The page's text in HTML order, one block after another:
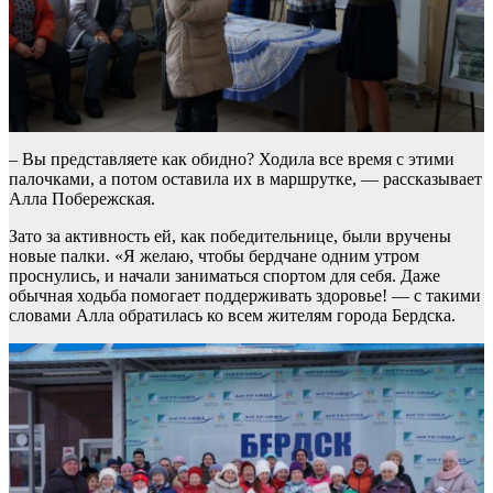
– Вы представляете как обидно? Ходила все время с этими
палочками, а потом оставила их в маршрутке, — рассказывает
Алла Побережская.
Зато за активность ей, как победительнице, были вручены
новые палки. «Я желаю, чтобы бердчане одним утром
проснулись, и начали заниматься спортом для себя. Даже
обычная ходьба помогает поддерживать здоровье! — с такими
словами Алла обратилась ко всем жителям города Бердска.